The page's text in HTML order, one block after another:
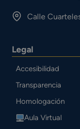
Calle
Legal
Accesibilidad
Transparencia
Homologación
Aula Virtual